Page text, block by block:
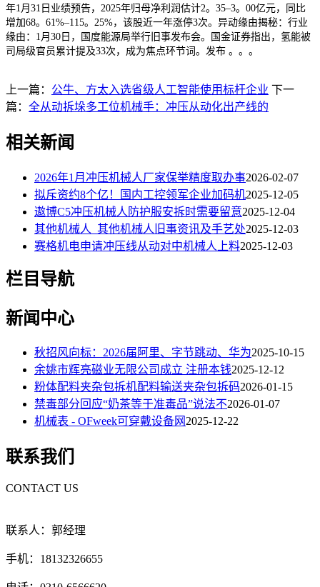
年1月31日业绩预告，2025年归母净利润估计2。35–3。00亿元，同比
增加68。61%–115。25%，该股近一年涨停3次。异动缘由揭秘：行业
缘由：1月30日，国度能源局举行旧事发布会。国金证券指出，氢能被
司局级官员累计提及33次，成为焦点环节词。发布 。。。
上一篇： 公牛、方太入选省级人工智能使用标杆企业 下一
篇： 全从动拆垛多工位机械手：冲压从动化出产线的
相关新闻
2026年1月冲压机械人厂家保举精度取办事2026-02-07
拟斥资约8个亿！国内工控领军企业加码机2025-12-05
遨博C5冲压机械人防护服安拆时需要留意2025-12-04
其他机械人_其他机械人旧事资讯及手艺处2025-12-03
赛格机电申请冲压线从动对中机械人上料2025-12-03
栏目导航
新闻中心
秋招风向标：2026届阿里、字节跳动、华为2025-10-15
余姚市辉亮磁业无限公司成立 注册本钱2025-12-12
粉体配料夹杂包拆机配料输送夹杂包拆码2026-01-15
禁毒部分回应“奶茶等于准毒品”说法不2026-01-07
机械表 - OFweek可穿戴设备网2025-12-22
联系我们
CONTACT US
联系人：郭经理
手机：18132326655